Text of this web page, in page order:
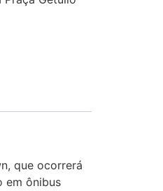
que ocorrerá
em ônibus